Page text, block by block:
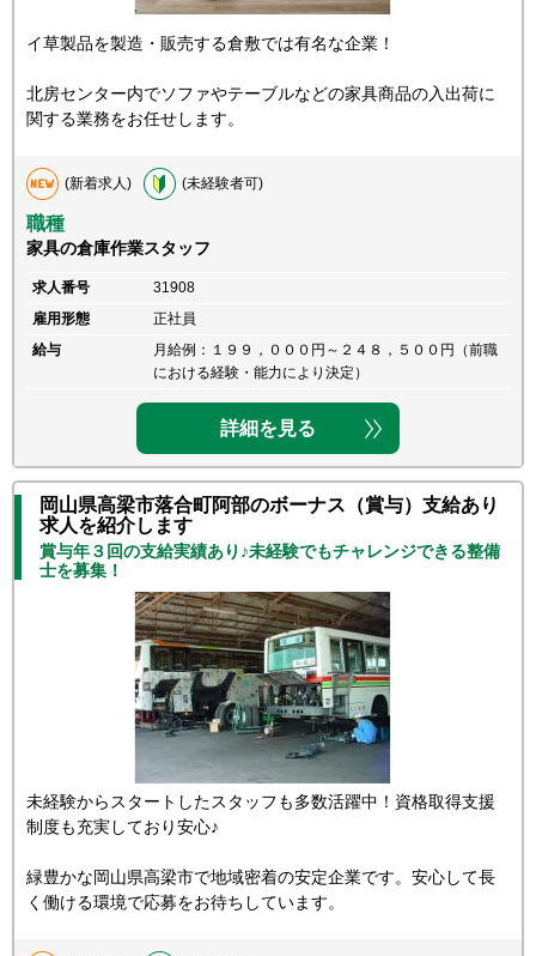
イ草製品を製造・販売する倉敷では有名な企業！
北房センター内でソファやテーブルなどの家具商品の入出荷に
関する業務をお任せします。
(新着求人) (未経験者可)
職種
家具の倉庫作業スタッフ
求人番号
31908
雇用形態
正社員
給与
月給例：１９９，０００円～２４８，５００円（前職
における経験・能力により決定）
詳細を見る
岡山県高梁市落合町阿部のボーナス（賞与）支給あり
求人を紹介します
賞与年３回の支給実績あり♪未経験でもチャレンジできる整備
士を募集！
未経験からスタートしたスタッフも多数活躍中！資格取得支援
制度も充実しており安心♪
緑豊かな岡山県高梁市で地域密着の安定企業です。安心して長
く働ける環境で応募をお待ちしています。